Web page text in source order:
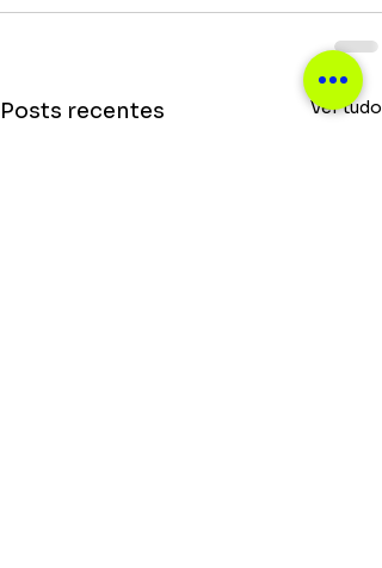
Posts recentes Ver tudo